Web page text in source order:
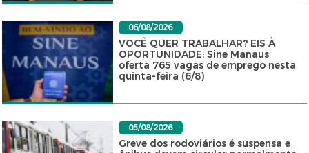
06/08/2026
VOCÊ QUER TRABALHAR? EIS À
OPORTUNIDADE: Sine Manaus
oferta 765 vagas de emprego nesta
quinta-feira (6/8)
05/08/2026
Greve dos rodoviários é suspensa e